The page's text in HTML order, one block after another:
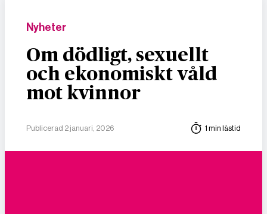
Nyheter
Om dödligt, sexuellt
och ekonomiskt våld
mot kvinnor
Publicerad 2 januari, 2026 1 min lästid